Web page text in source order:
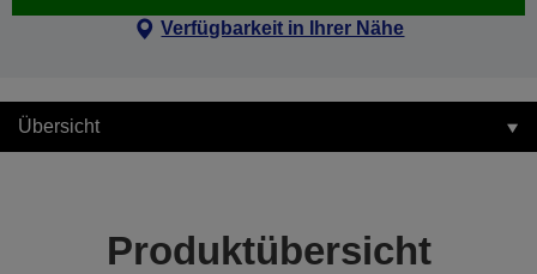
Verfügbarkeit in Ihrer Nähe
Übersicht
Produktübersicht